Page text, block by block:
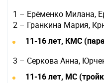
1 – Ерёменко Милана,
2 – Гранкина Мария,
11-16 лет, КМС
3 – Серкова Анна,
11-16 лет, МС